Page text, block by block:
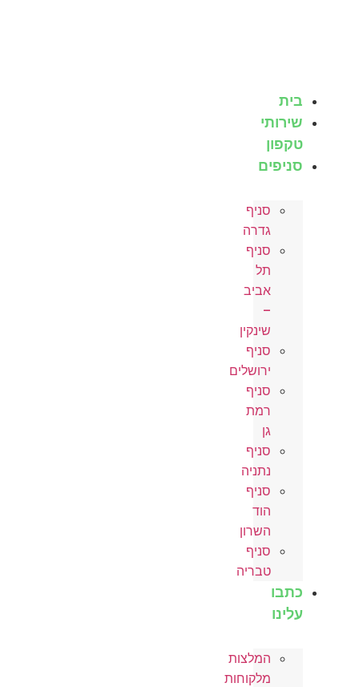
בית
שירותי
טקפון
סניפים
סניף
גדרה
סניף
תל
אביב
–
שינקין
סניף
ירושלים
סניף
רמת
גן
סניף
נתניה
סניף
הוד
השרון
סניף
טבריה
כתבו
עלינו
המלצות
מלקוחות